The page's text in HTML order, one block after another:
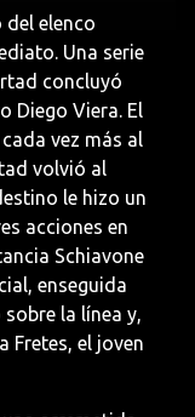
del elenco
Una serie
concluyó
Diego Viera. El
vez más al
volvió al
le hizo un
acciones en
Schiavone
enseguida
la línea y,
Fretes, el joven